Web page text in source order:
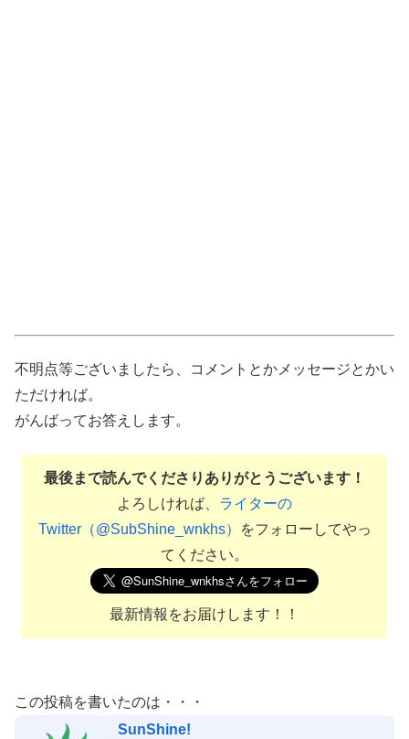
不明点等ございましたら、コメントとかメッセージとかい
ただければ。
がんばってお答えします。
最後まで読んでくださりありがとうございます！
よろしければ、 ライターの
Twitter（@SubShine_wnkhs）
をフォローしてやっ
てください。
最新情報をお届けします！！
この投稿を書いたのは・・・
SunShine!